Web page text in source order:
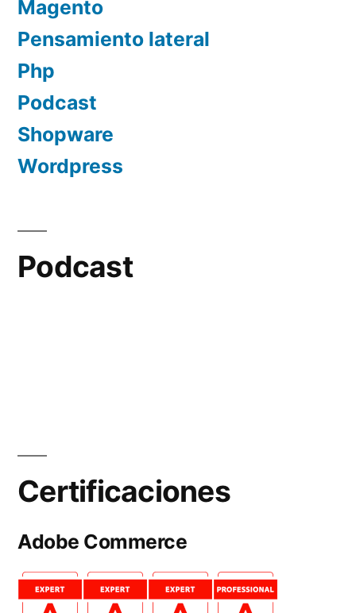
Magento
Pensamiento lateral
Php
Podcast
Shopware
Wordpress
Podcast
Certificaciones
Adobe Commerce